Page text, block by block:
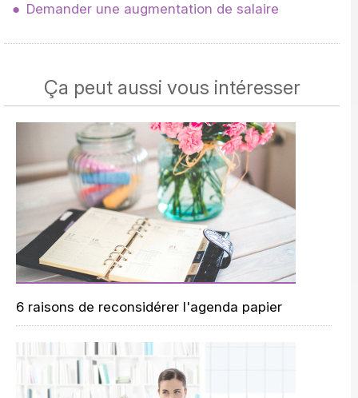
Demander une augmentation de salaire
Ça peut aussi vous intéresser
6 raisons de reconsidérer l'agenda papier